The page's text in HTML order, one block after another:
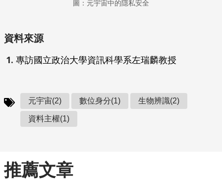
圖：元宇宙中的隱私安全
資料來源
專訪國立政治大學資訊科學系左瑞麟教授
元宇宙(2) 數位身分(1) 生物辨識(2)
資料主權(1)
推薦文章